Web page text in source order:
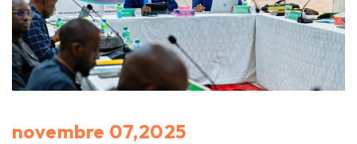
novembre 07,2025